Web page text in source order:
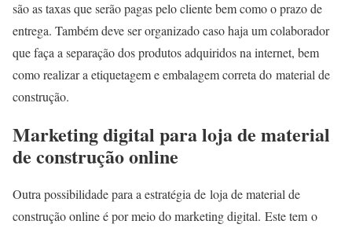
são as taxas que serão pagas pelo cliente bem como o prazo de
entrega. Também deve ser organizado caso haja um colaborador
que faça a separação dos produtos adquiridos na internet, bem
como realizar a etiquetagem e embalagem correta do material de
construção.
Marketing digital para loja de material
de construção online
Outra possibilidade para a estratégia de loja de material de
construção online é por meio do marketing digital. Este tem o